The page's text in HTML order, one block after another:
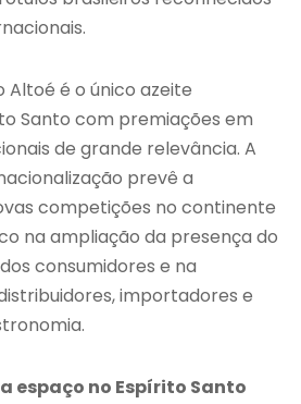
Altoé é o único azeite
Santo com premiações em
de grande relevância. A
prevê a
competições no continente
na ampliação da presença do
consumidores e na
importadores e
espaço no Espírito Santo